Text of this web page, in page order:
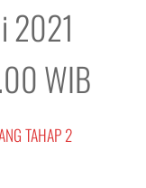
2021
WIB
TAHAP 2